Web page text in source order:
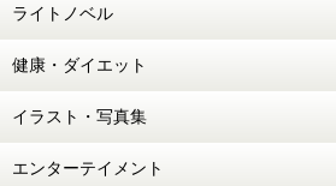
ライトノベル
健康・ダイエット
イラスト・写真集
エンターテイメント